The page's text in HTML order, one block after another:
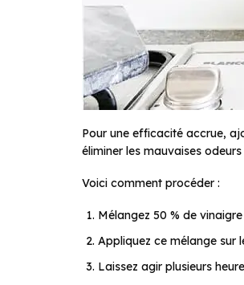
Pour une efficacité accrue,
éliminer les mauvaises
Voici comment procéder :
Mélangez 50 % de
Appliquez ce mélange sur
Laissez agir plusieurs